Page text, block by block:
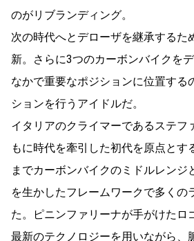
のがリブランディング。
次の時代へとデローザを継承するた
新。さらに3つのカーボンバイクを
なかで重要なポジションに位置する
ションを行うアイドルだ。
イタリアのクライマーであるステフ
もに時代を牽引した初代を原点とす
までカーボンバイクのミドルレンジ
を生かしたフレームワークで多くの
た。ピニンファリーナが手がけたロ
最新のテクノロジーを用いながら、